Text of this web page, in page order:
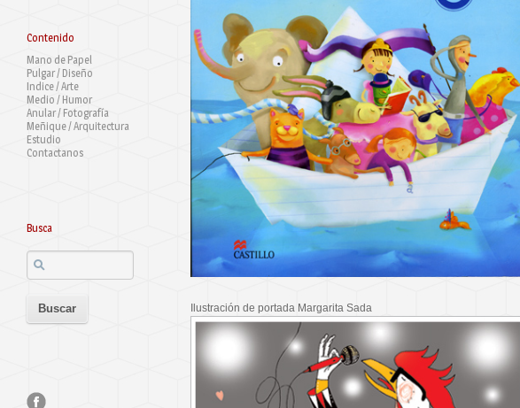
Contenido
Mano de Papel
Pulgar / Diseño
Indice / Arte
Medio / Humor
Anular / Fotografía
Meñique / Arquitectura
Estudio
Contactanos
Busca
Ilustración de portada Margarita Sada